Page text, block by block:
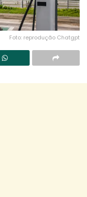
Foto: reprodução Chatgpt